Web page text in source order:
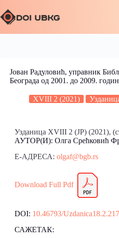
Јован Радуловић, управник
Београда од 2001. до 2009.
XVIII 2 (2021)
Узданица XVIII 2 (ЈР) (2021),
АУТОР(И): Олга Срећковић
Е-АДРЕСА: olgaf@bgb.rs
Download Full Pdf
DOI: 10.46793/
САЖЕТАК: